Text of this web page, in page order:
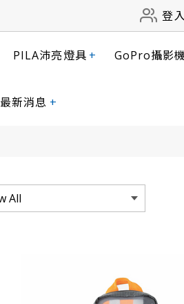
登
PILA沛亮燈具 + GoPro攝影機
最新消息 +